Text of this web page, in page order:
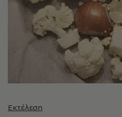
Εκτέλεση